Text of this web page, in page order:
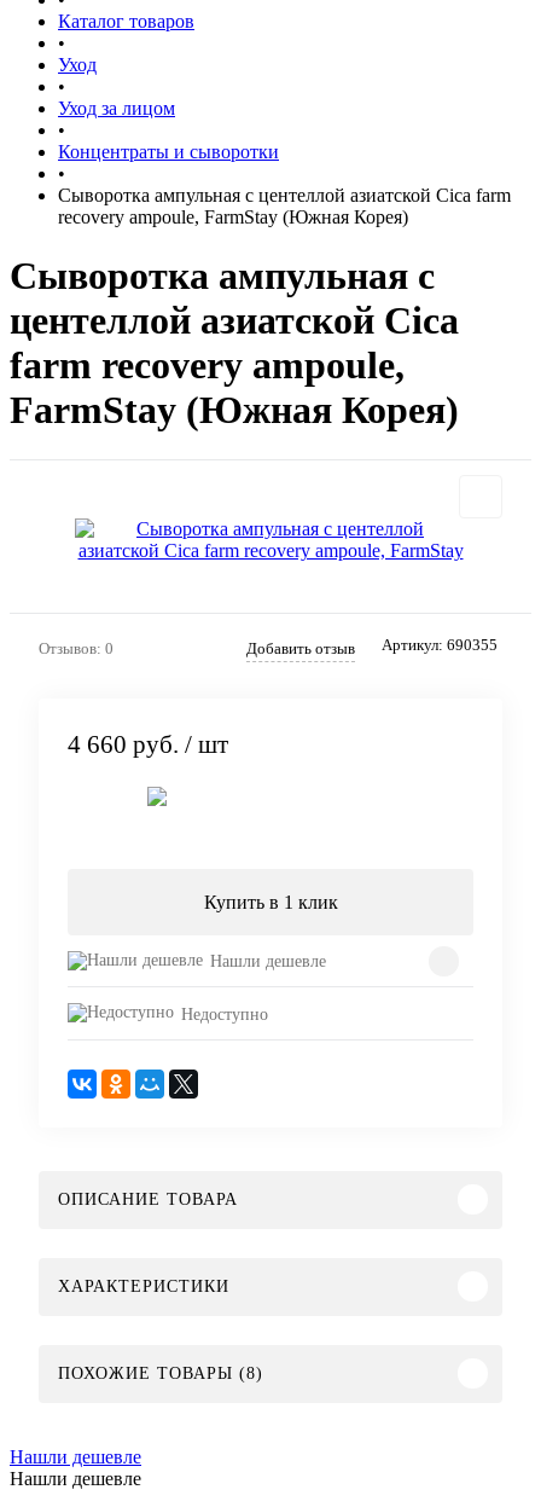
Каталог товаров
•
Уход
•
Уход за лицом
•
Концентраты и сыворотки
•
Сыворотка ампульная с центеллой азиатской Cica farm
recovery ampoule, FarmStay (Южная Корея)
Сыворотка ампульная с
центеллой азиатской Cica
farm recovery ampoule,
FarmStay (Южная Корея)
Отзывов: 0 Добавить отзыв Артикул: 690355
4 660 руб. / шт
Купить в 1 клик
Нашли дешевле
Недоступно
ОПИСАНИЕ ТОВАРА
ХАРАКТЕРИСТИКИ
ПОХОЖИЕ ТОВАРЫ (8)
Нашли дешевле
Нашли дешевле